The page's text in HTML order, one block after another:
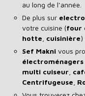
au long de l’année.
De plus sur
votre cuisine (four
hotte cuisinière)
Sef Makni vous
électroménagers
multi cuiseur
Centrifugeuse